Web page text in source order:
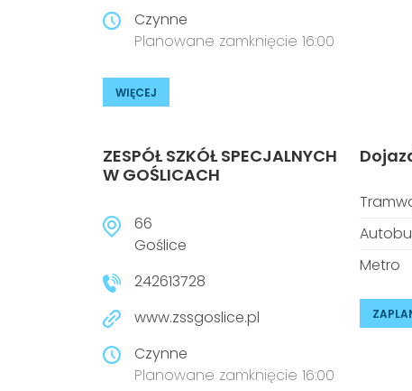
Czynne
Planowane zamknięcie 16:00
WIĘCEJ
ZESPÓŁ SZKÓŁ SPECJALNYCH
W GOŚLICACH
66
Goślice
242613728
www.zssgoslice.pl
Czynne
Planowane zamknięcie 16:00
Metro